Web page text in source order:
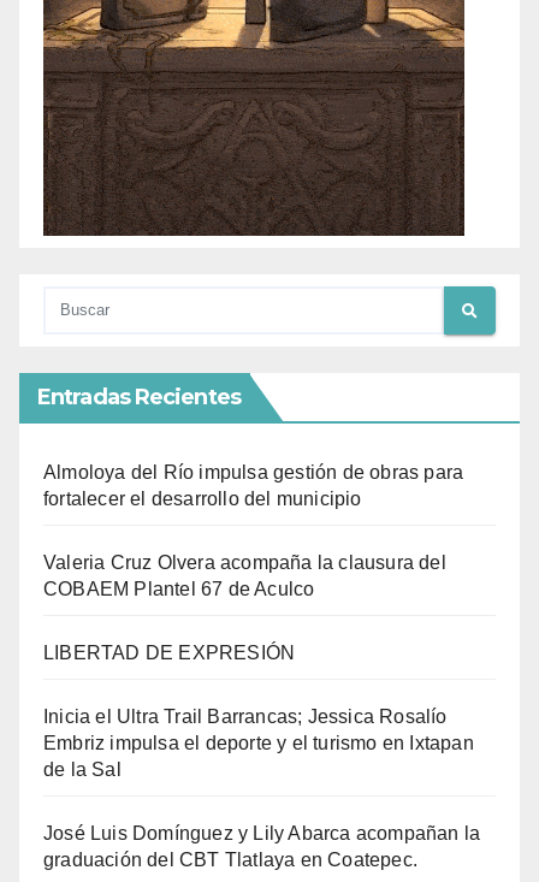
Entradas Recientes
Almoloya del Río impulsa gestión de obras para
fortalecer el desarrollo del municipio
Valeria Cruz Olvera acompaña la clausura del
COBAEM Plantel 67 de Aculco
LIBERTAD DE EXPRESIÓN
Inicia el Ultra Trail Barrancas; Jessica Rosalío
Embriz impulsa el deporte y el turismo en Ixtapan
de la Sal
José Luis Domínguez y Lily Abarca acompañan la
graduación del CBT Tlatlaya en Coatepec.